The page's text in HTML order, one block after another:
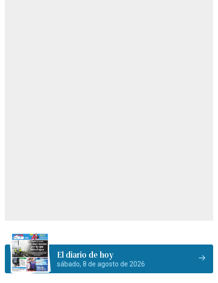
El diario de hoy
sábado, 8 de agosto de 2026